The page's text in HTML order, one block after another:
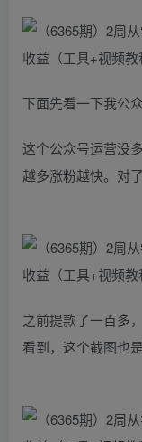
下面先看一下我公
这个公众号运营没
越多涨粉越快。对
之前提款了一百多
看到，这个截图也